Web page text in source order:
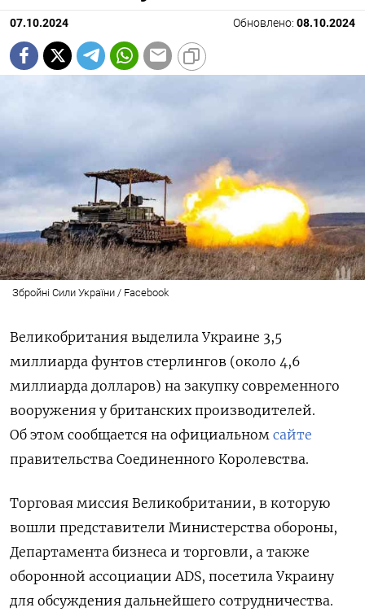
07.10.2024 Обновлено: 08.10.2024
Збройні Сили України / Facebook
Великобритания выделила Украине 3,5
миллиарда фунтов стерлингов (около 4,6
миллиарда долларов) на закупку современного
вооружения у британских производителей.
Об этом сообщается на официальном сайте
правительства Соединенного Королевства.
Торговая миссия Великобритании, в которую
вошли представители Министерства обороны,
Департамента бизнеса и торговли, а также
оборонной ассоциации ADS, посетила Украину
для обсуждения дальнейшего сотрудничества.